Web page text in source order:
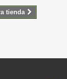
tienda